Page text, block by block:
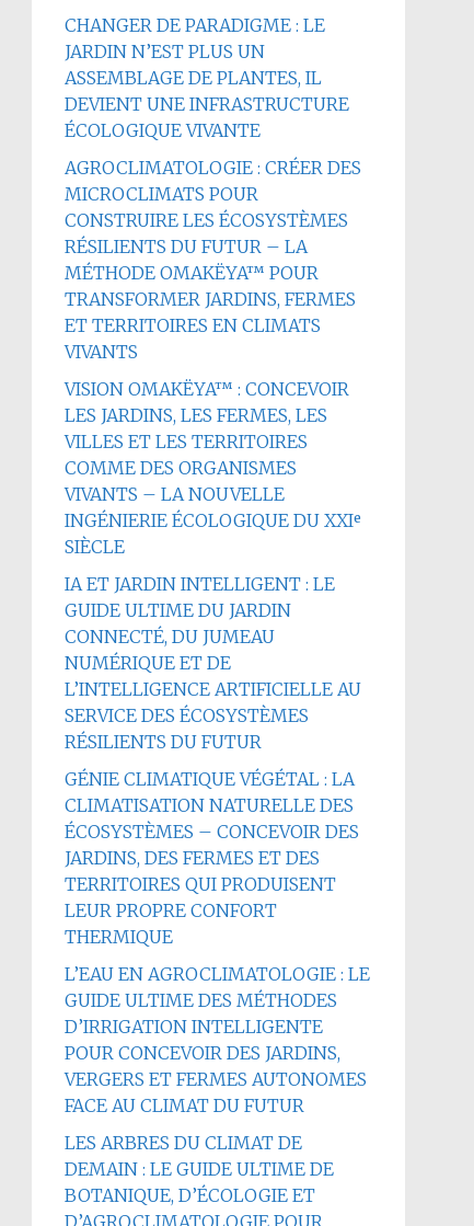
CHANGER DE PARADIGME : LE
JARDIN N’EST PLUS UN
ASSEMBLAGE DE PLANTES, IL
DEVIENT UNE INFRASTRUCTURE
ÉCOLOGIQUE VIVANTE
AGROCLIMATOLOGIE : CRÉER DES
MICROCLIMATS POUR
CONSTRUIRE LES ÉCOSYSTÈMES
RÉSILIENTS DU FUTUR – LA
MÉTHODE OMAKËYA™ POUR
TRANSFORMER JARDINS, FERMES
ET TERRITOIRES EN CLIMATS
VIVANTS
VISION OMAKËYA™ : CONCEVOIR
LES JARDINS, LES FERMES, LES
VILLES ET LES TERRITOIRES
COMME DES ORGANISMES
VIVANTS – LA NOUVELLE
INGÉNIERIE ÉCOLOGIQUE DU XXIᵉ
SIÈCLE
IA ET JARDIN INTELLIGENT : LE
GUIDE ULTIME DU JARDIN
CONNECTÉ, DU JUMEAU
NUMÉRIQUE ET DE
L’INTELLIGENCE ARTIFICIELLE AU
SERVICE DES ÉCOSYSTÈMES
RÉSILIENTS DU FUTUR
GÉNIE CLIMATIQUE VÉGÉTAL : LA
CLIMATISATION NATURELLE DES
ÉCOSYSTÈMES – CONCEVOIR DES
JARDINS, DES FERMES ET DES
TERRITOIRES QUI PRODUISENT
LEUR PROPRE CONFORT
THERMIQUE
L’EAU EN AGROCLIMATOLOGIE : LE
GUIDE ULTIME DES MÉTHODES
D’IRRIGATION INTELLIGENTE
POUR CONCEVOIR DES JARDINS,
VERGERS ET FERMES AUTONOMES
FACE AU CLIMAT DU FUTUR
LES ARBRES DU CLIMAT DE
DEMAIN : LE GUIDE ULTIME DE
BOTANIQUE, D’ÉCOLOGIE ET
D’AGROCLIMATOLOGIE POUR